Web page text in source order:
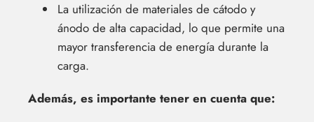
La utilización de materiales de cátodo y
ánodo de alta capacidad, lo que permite una
mayor transferencia de energía durante la
carga.
Además, es importante tener en cuenta que: